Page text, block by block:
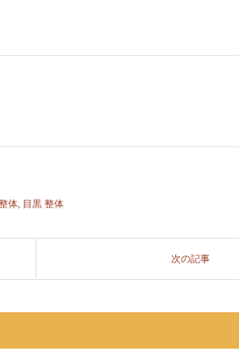
体, 目黒 整体
次の記事